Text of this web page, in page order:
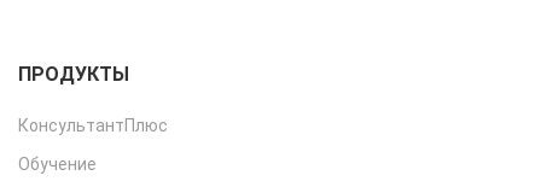
ПРОДУКТЫ
КонсультантПлюс
Обучение